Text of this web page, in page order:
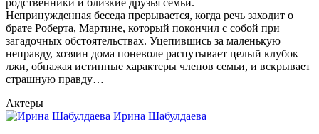
Непринужденная беседа прерывается, когда речь заходит о
брате Роберта, Мартине, который покончил с собой при
загадочных обстоятельствах. Уцепившись за маленькую
неправду, хозяин дома поневоле распутывает целый клубок
лжи, обнажая истинные характеры членов семьи, и вскрывает
страшную правду…
Актеры
Ирина Шабулдаева